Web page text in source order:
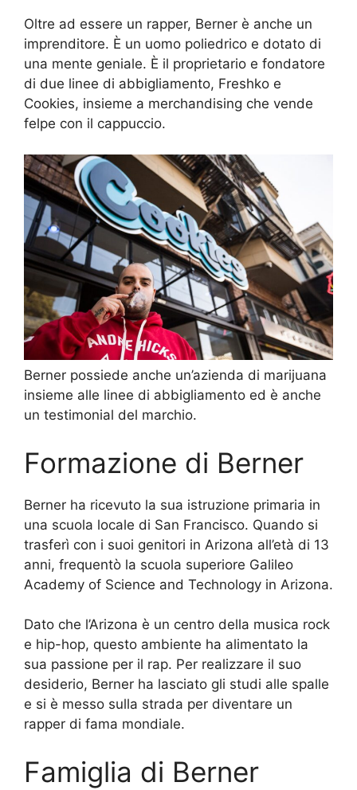
Oltre ad essere un rapper, Berner è anche un
imprenditore. È un uomo poliedrico e dotato di
una mente geniale. È il proprietario e fondatore
di due linee di abbigliamento, Freshko e
Cookies, insieme a merchandising che vende
felpe con il cappuccio.
Berner possiede anche un’azienda di marijuana
insieme alle linee di abbigliamento ed è anche
un testimonial del marchio.
Formazione di Berner
Berner ha ricevuto la sua istruzione primaria in
una scuola locale di San Francisco. Quando si
trasferì con i suoi genitori in Arizona all’età di 13
anni, frequentò la scuola superiore Galileo
Academy of Science and Technology in Arizona.
Dato che l’Arizona è un centro della musica rock
e hip-hop, questo ambiente ha alimentato la
sua passione per il rap. Per realizzare il suo
desiderio, Berner ha lasciato gli studi alle spalle
e si è messo sulla strada per diventare un
rapper di fama mondiale.
Famiglia di Berner